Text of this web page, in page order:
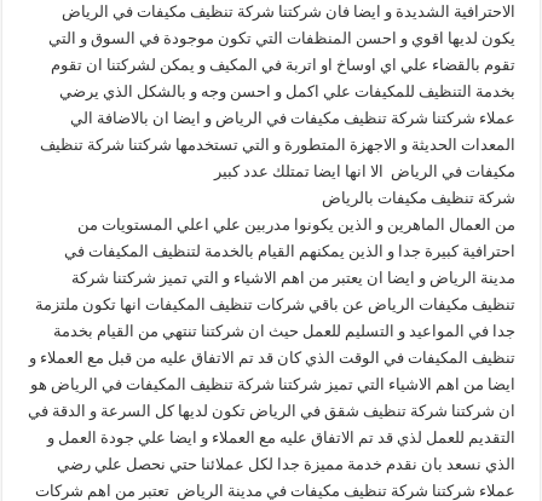
الاحترافية الشديدة و ايضا فان شركتنا شركة تنظيف مكيفات في الرياض
يكون لديها اقوي و احسن المنظفات التي تكون موجودة في السوق و التي
تقوم بالقضاء علي اي اوساخ او اتربة في المكيف و يمكن لشركتنا ان تقوم
بخدمة التنظيف للمكيفات علي اكمل و احسن وجه و بالشكل الذي يرضي
عملاء شركتنا شركة تنظيف مكيفات في الرياض و ايضا ان بالاضافة الي
المعدات الحديثة و الاجهزة المتطورة و التي تستخدمها شركتنا شركة تنظيف
مكيفات في الرياض الا انها ايضا تمتلك عدد كبير
شركة تنظيف مكيفات بالرياض
من العمال الماهرين و الذين يكونوا مدربين علي اعلي المستويات من
احترافية كبيرة جدا و الذين يمكنهم القيام بالخدمة لتنظيف المكيفات في
مدينة الرياض و ايضا ان يعتبر من اهم الاشياء و التي تميز شركتنا شركة
تنظيف مكيفات الرياض عن باقي شركات تنظيف المكيفات انها تكون ملتزمة
جدا في المواعيد و التسليم للعمل حيث ان شركتنا تنتهي من القيام بخدمة
تنظيف المكيفات في الوقت الذي كان قد تم الاتفاق عليه من قبل مع العملاء و
ايضا من اهم الاشياء التي تميز شركتنا شركة تنظيف المكيفات في الرياض هو
ان شركتنا شركة تنظيف شقق في الرياض تكون لديها كل السرعة و الدقة في
التقديم للعمل لذي قد تم الاتفاق عليه مع العملاء و ايضا علي جودة العمل و
الذي نسعد بان نقدم خدمة مميزة جدا لكل عملائنا حتي نحصل علي رضي
عملاء شركتنا شركة تنظيف مكيفات في مدينة الرياض تعتبر من اهم شركات